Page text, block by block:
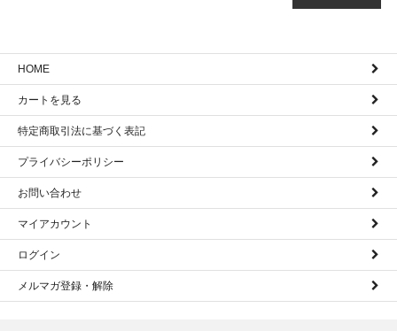
HOME
カートを見る
特定商取引法に基づく表記
プライバシーポリシー
お問い合わせ
マイアカウント
ログイン
メルマガ登録・解除